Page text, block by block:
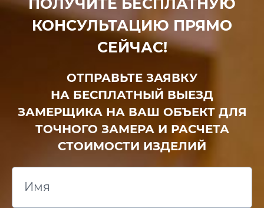
КОНСУЛЬТАЦИЮ ПРЯМО
СЕЙЧАС!
ОТПРАВЬТЕ ЗАЯВКУ
НА БЕСПЛАТНЫЙ ВЫЕЗД
ЗАМЕРЩИКА НА ВАШ ОБЪЕКТ ДЛЯ
ТОЧНОГО ЗАМЕРА И РАСЧЕТА
СТОИМОСТИ ИЗДЕЛИЙ
Имя